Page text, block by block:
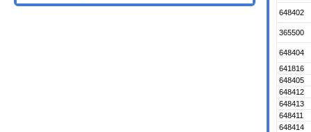
648402
365500
648404
641816
648405
648412
648413
648411
648414